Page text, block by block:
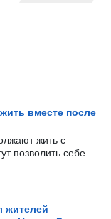
вместе после
жить с
позволить себе
жителей